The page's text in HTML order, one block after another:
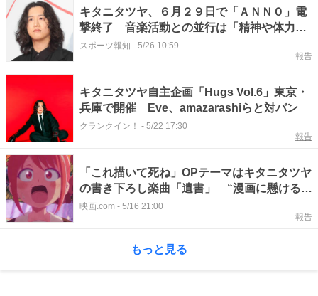
キタニタツヤ、６月２９日で「ＡＮＮ０」電
撃終了 音楽活動との並行は「精神や体力面
でもなかなかの負荷」
スポーツ報知 - 5/26 10:59
報告
キタニタツヤ自主企画「Hugs Vol.6」東京・
兵庫で開催 Eve、amazarashiらと対バン
クランクイン！ - 5/22 17:30
報告
「これ描いて死ね」OPテーマはキタニタツヤ
の書き下ろし楽曲「遺書」 “漫画に懸ける青
春”を描いた本PV公開
映画.com - 5/16 21:00
報告
もっと見る